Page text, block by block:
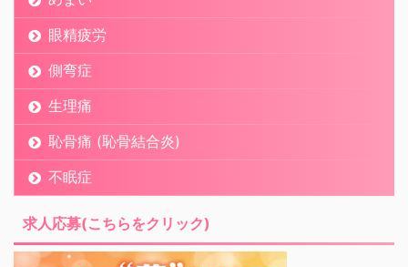
眼精疲労
側弯症
生理痛
恥骨痛 (恥骨結合炎)
不眠症
求人応募(こちらをクリック)